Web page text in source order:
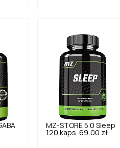
MZ-STORE 5.0 Sleep
120 kaps. 69,00 zł